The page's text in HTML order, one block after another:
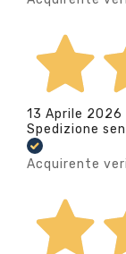
13 Aprile 2026
Spedizione
Acquirente